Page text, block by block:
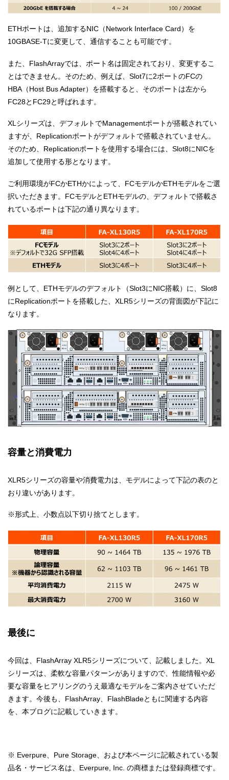
ETHポートは、追加するNIC（Network Interface Card）を
10GBASE-Tに変更して、通信することも可能です。
また、FlashArrayでは、ポート名は固定されており、変更するこ
とはできません。そのため、例えば、Slot7に2ポートのFCの
HBA（Host Bus Adapter）を搭載すると、そのポートは左から
FC28とFC29と呼ばれます。
XLシリーズは、デフォルトでManagementポートが搭載されてい
ますが、Replicationポートがデフォルトで搭載されていません。
そのため、Replicationポートを使用する場合には、Slot8にNICを
追加して使用する形となります。
ご利用環境がFCかETHかによって、FCモデルかETHモデルをご選
択いただきます。FCモデルとETHモデルの、デフォルトで搭載さ
れているポートは下記の通り異なります。
例として、ETHモデルのデフォルト（Slot3にNIC搭載）に、Slot8
にReplicationポートを搭載した、XLR5シリーズの背面図が下記に
なります。
容量と消費電力
XLR5シリーズの容量や消費電力は、モデルによって下記の表のと
おり違いがあります。
※形式上、小数点以下切り捨てとします。
最後に
今回は、FlashArray XLR5シリーズについて、記載しました。XL
シリーズは、柔軟な容量パターンがありますので、性能情報や必
要な容量をヒアリングのうえ最適なモデルをご案内させていただ
きます。今後も、FlashArray、FlashBladeともに関連する内容
を、本ブログに記載していきます。
※ Everpure、Pure Storage、および本ページに記載されている製
品名・サービス名は、Everpure, Inc. の商標または登録商標です。